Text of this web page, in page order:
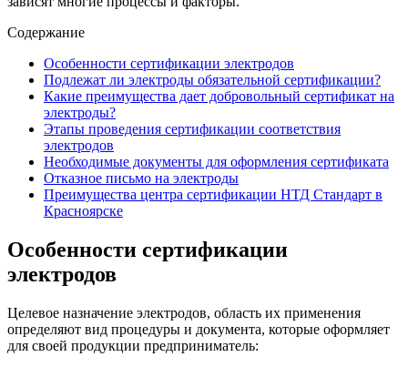
Содержание
Особенности сертификации электродов
Подлежат ли электроды обязательной сертификации?
Какие преимущества дает добровольный сертификат на
электроды?
Этапы проведения сертификации соответствия
электродов
Необходимые документы для оформления сертификата
Отказное письмо на электроды
Преимущества центра сертификации НТД Стандарт в
Красноярске
Особенности сертификации
электродов
Целевое назначение электродов, область их применения
определяют вид процедуры и документа, которые оформляет
для своей продукции предприниматель: